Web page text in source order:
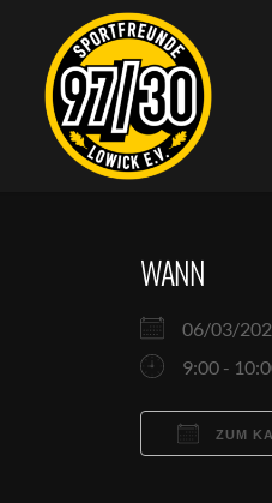
WANN
06/03/
9:00 -
ZUM